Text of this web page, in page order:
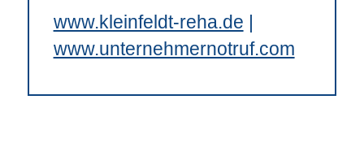
www.kleinfeldt-reha.de |
www.unternehmernotruf.com